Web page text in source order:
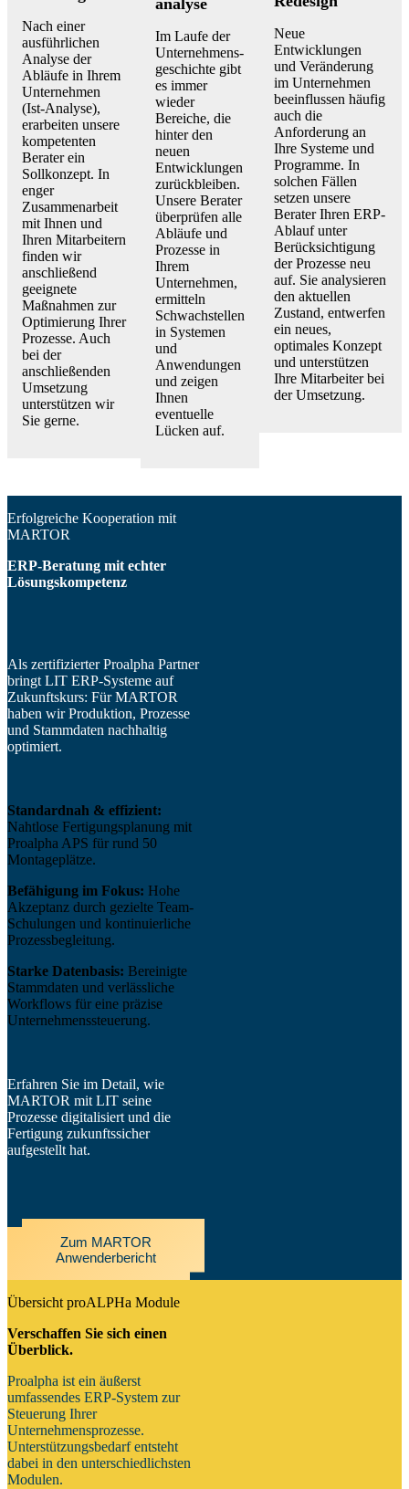
Nach einer
ausführlichen
Analyse der
Abläufe in Ihrem
Unternehmen
(Ist-Analyse),
erarbeiten unsere
kompetenten
Berater ein
Sollkonzept. In
enger
Zusammenarbeit
mit Ihnen und
Ihren Mitarbeitern
finden wir
anschließend
geeignete
Maßnahmen zur
Optimierung Ihrer
Prozesse. Auch
bei der
anschließenden
Umsetzung
unterstützen wir
Sie gerne.
Im Laufe der
Unternehmens­
geschichte gibt
es immer
wieder
Bereiche, die
hinter den
neuen
Entwicklungen
zurückbleiben.
Unsere Berater
überprüfen alle
Abläufe und
Prozesse in
Ihrem
Unternehmen,
ermitteln
Schwachstellen
in Systemen
und
Anwendungen
und zeigen
Ihnen
eventuelle
Lücken auf.
Neue
Entwicklungen
und Veränderung
im Unternehmen
beeinflussen häufig
auch die
Anforderung an
Ihre Systeme und
Programme. In
solchen Fällen
setzen unsere
Berater Ihren ERP-
Ablauf unter
Berücksichtigung
der Prozesse neu
auf. Sie analysieren
den aktuellen
Zustand, entwerfen
ein neues,
optimales Konzept
und unterstützen
Ihre Mitarbeiter bei
der Umsetzung.
Erfolgreiche Kooperation mit
MARTOR
ERP-Beratung mit echter
Lösungskompetenz
Als zertifizierter Proalpha Partner
bringt LIT ERP-Systeme auf
Zukunftskurs: Für MARTOR
haben wir Produktion, Prozesse
und Stammdaten nachhaltig
optimiert.
Standardnah & effizient:
Nahtlose Fertigungsplanung mit
Proalpha APS für rund 50
Montageplätze.
Befähigung im Fokus: Hohe
Akzeptanz durch gezielte Team-
Schulungen und kontinuierliche
Prozessbegleitung.
Starke Datenbasis: Bereinigte
Stammdaten und verlässliche
Workflows für eine präzise
Unternehmenssteuerung.
Erfahren Sie im Detail, wie
MARTOR mit LIT seine
Prozesse digitalisiert und die
Fertigung zukunftssicher
aufgestellt hat.
Zum MARTOR
Anwenderbericht
Übersicht proALPHa Module
Verschaffen Sie sich einen
Überblick.
Proalpha ist ein äußerst
umfassendes ERP-System zur
Steuerung Ihrer
Unternehmensprozesse.
Unterstützungsbedarf entsteht
dabei in den unterschiedlichsten
Modulen.